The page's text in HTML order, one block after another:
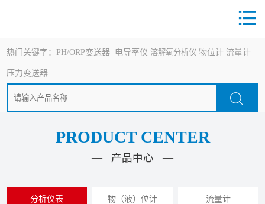
热门关键字：PH/ORP变送器 电导率仪 溶解氧分析仪 物位计 流量计
压力变送器
PRODUCT CENTER
— 产品中心 —
分析仪表 物（液）位计 流量计